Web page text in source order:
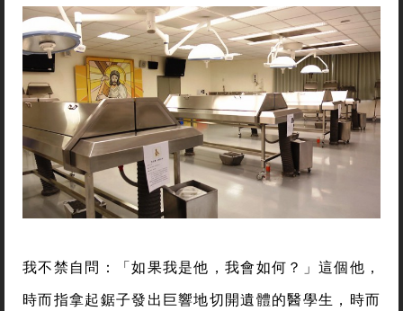
我不禁自問：「如果我是他，我會如何？」這個他，
時而指拿起鋸子發出巨響地切開遺體的醫學生，時而